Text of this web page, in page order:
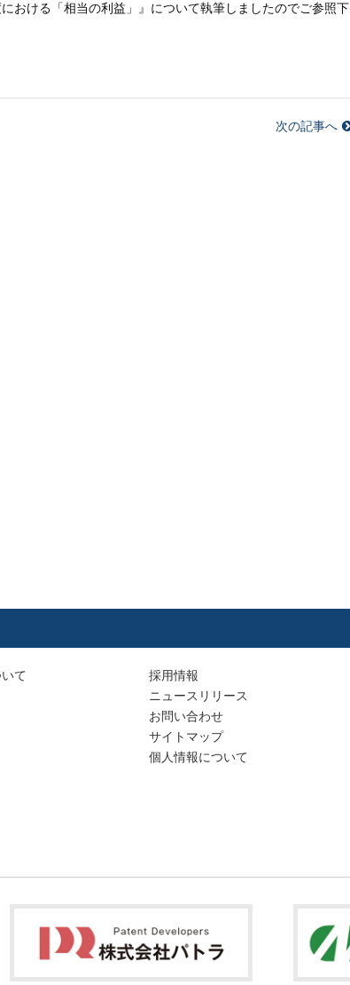
おける「相当の利益」』について執筆しましたのでご参照下
次の記事へ
て
採用情報
ニュースリリース
お問い合わせ
サイトマップ
個人情報について